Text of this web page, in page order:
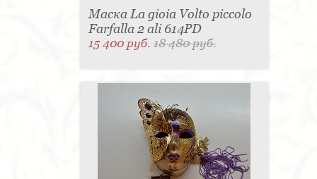
Маска La gioia Volto piccolo
Farfalla 2 ali 614PD
15 400 руб.18 480 руб.